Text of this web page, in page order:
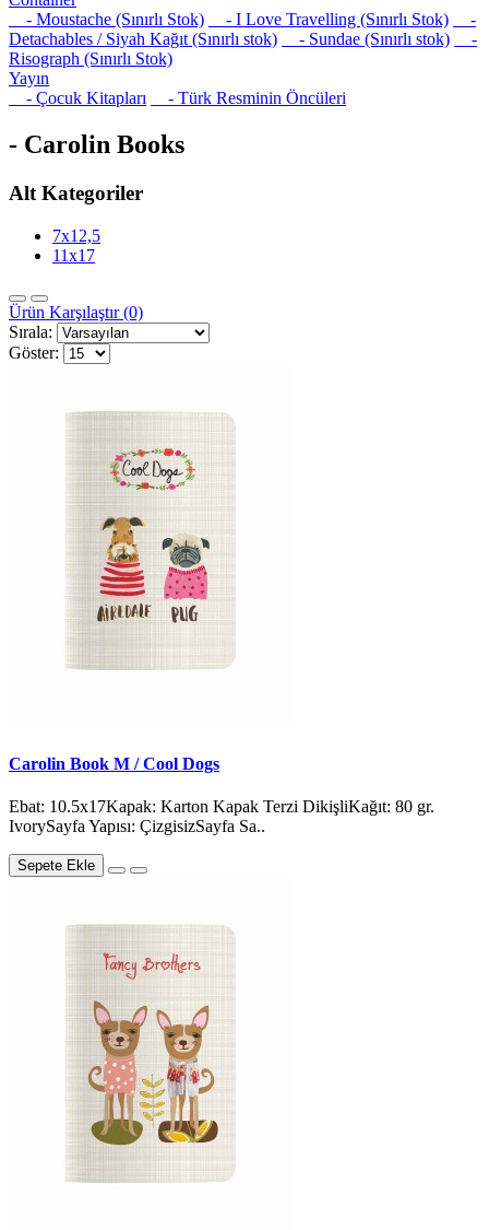
- Moustache (Sınırlı Stok)
- I Love Travelling (Sınırlı Stok)
-
Detachables / Siyah Kağıt (Sınırlı stok)
- Sundae (Sınırlı stok)
-
Risograph (Sınırlı Stok)
Yayın
- Çocuk Kitapları
- Türk Resminin Öncüleri
- Carolin Books
Alt Kategoriler
7x12,5
11x17
Ürün Karşılaştır (0)
Sırala:
Göster:
Carolin Book M / Cool Dogs
Ebat: 10.5x17Kapak: Karton Kapak Terzi DikişliKağıt: 80 gr.
IvorySayfa Yapısı: ÇizgisizSayfa Sa..
Sepete Ekle